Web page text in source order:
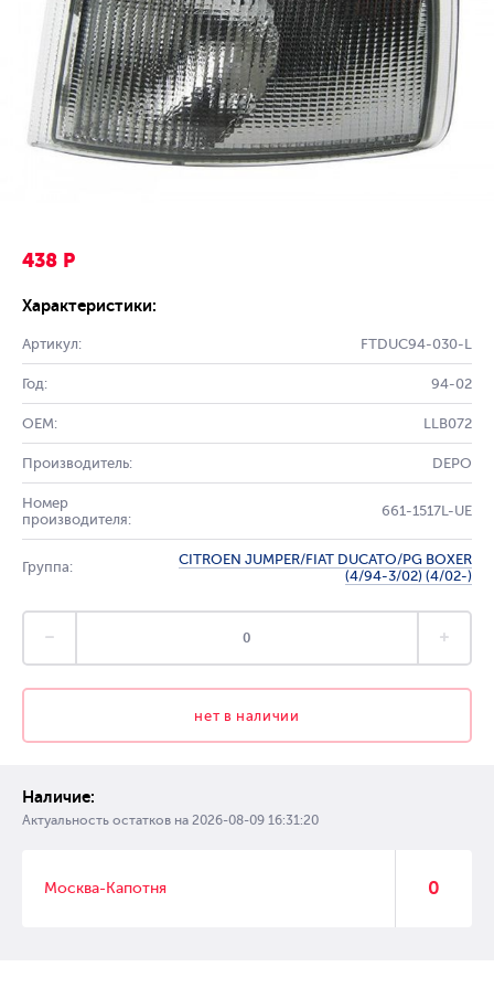
438 Р
Характеристики:
Артикул: FTDUC94-030-L
Год: 94-02
OEM: LLB072
Производитель: DEPO
Номер
производителя:
661-1517L-UE
Группа:
CITROEN JUMPER/FIAT DUCATO/PG BOXER
(4/94-3/02) (4/02-)
нет в наличии
Наличие:
Актуальность остатков на 2026-08-09 16:31:20
Москва-Капотня 0